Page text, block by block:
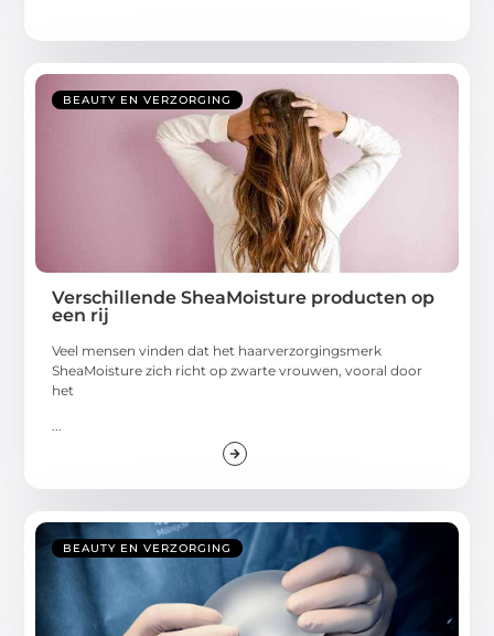
BEAUTY EN VERZORGING
Verschillende SheaMoisture producten op
een rij
Veel mensen vinden dat het haarverzorgingsmerk
SheaMoisture zich richt op zwarte vrouwen, vooral door
het
...
BEAUTY EN VERZORGING